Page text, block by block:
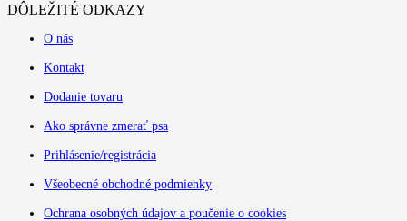
DÔLEŽITÉ ODKAZY
O nás
Kontakt
Dodanie tovaru
Ako správne zmerať psa
Prihlásenie/registrácia
Všeobecné obchodné podmienky
Ochrana osobných údajov a poučenie o cookies